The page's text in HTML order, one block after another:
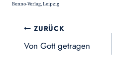
Benno-Verlag, Leipzig
ZURÜCK
Von Gott getragen